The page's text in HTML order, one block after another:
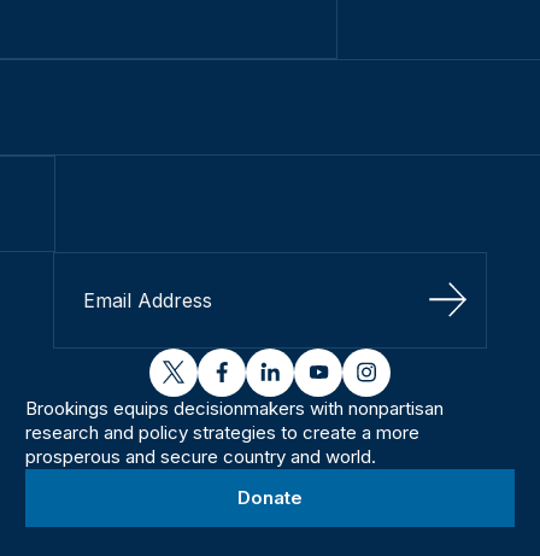
Sign Up
twitterfacebooklinkedinyoutubeinstagram
Brookings equips decisionmakers with nonpartisan
research and policy strategies to create a more
prosperous and secure country and world.
Donate